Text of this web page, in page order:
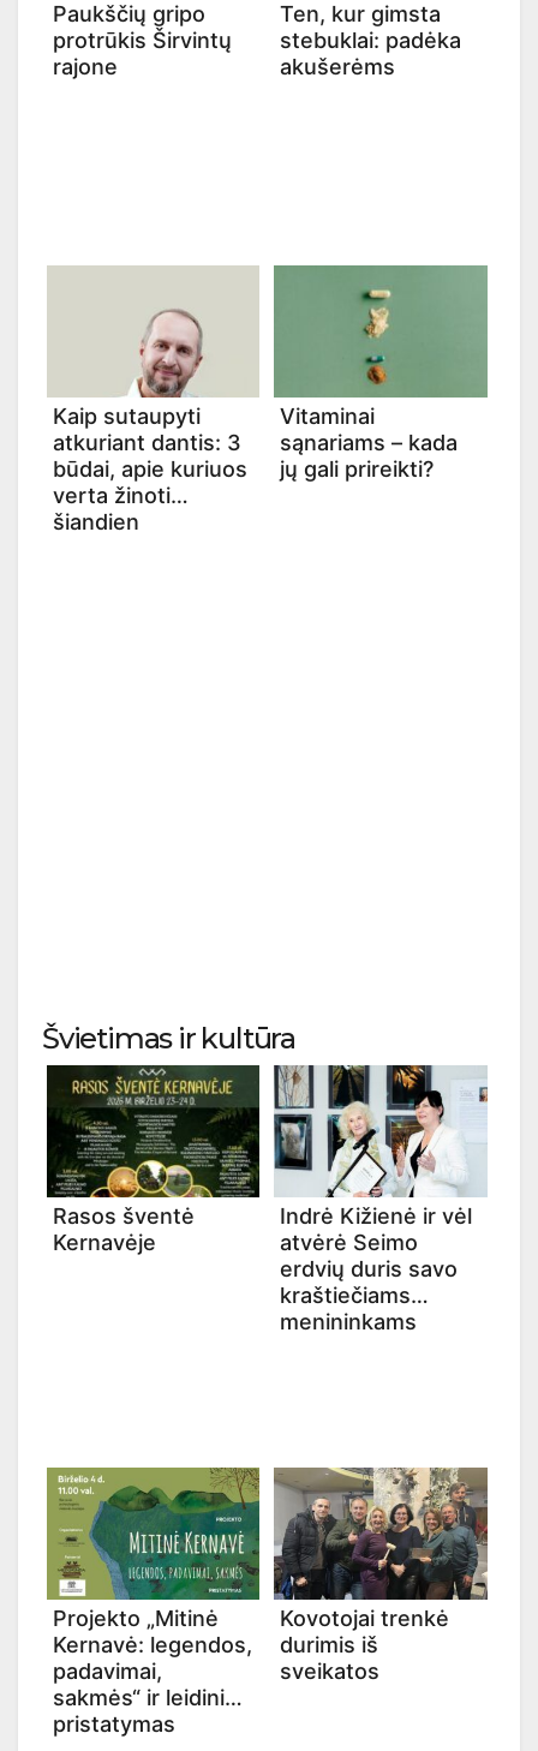
Paukščių gripo
protrūkis Širvintų
rajone
Ten, kur gimsta
stebuklai: padėka
akušerėms
Kaip sutaupyti
atkuriant dantis: 3
būdai, apie kuriuos
verta žinoti
šiandien
Vitaminai
sąnariams – kada
jų gali prireikti?
Švietimas ir kultūra
Rasos šventė
Kernavėje
Indrė Kižienė ir vėl
atvėrė Seimo
erdvių duris savo
kraštiečiams
menininkams
Projekto „Mitinė
Kernavė: legendos,
padavimai,
sakmės“ ir leidinio
pristatymas
Kovotojai trenkė
durimis iš
sveikatos